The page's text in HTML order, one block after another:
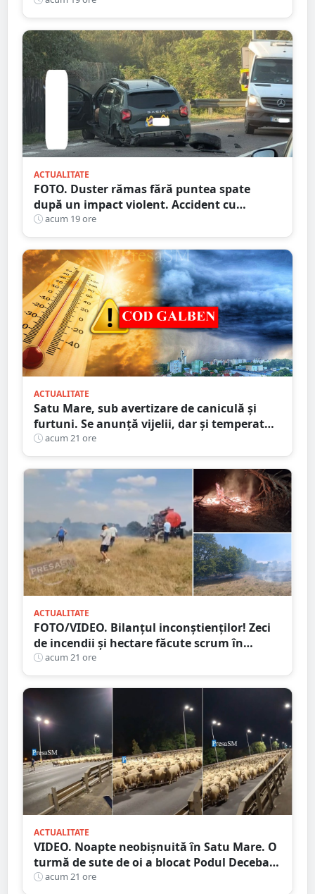
ACTUALITATE
FOTO. Duster rămas fără puntea spate
după un impact violent. Accident cu
implicarea unei mașini din Satu Mare
acum 19 ore
ACTUALITATE
Satu Mare, sub avertizare de caniculă și
furtuni. Se anunță vijelii, dar și temperaturi
ridicate. Avertizarea ANM
acum 21 ore
ACTUALITATE
FOTO/VIDEO. Bilanțul inconștienților! Zeci
de incendii și hectare făcute scrum în
județul Satu Mare
acum 21 ore
ACTUALITATE
VIDEO. Noapte neobișnuită în Satu Mare. O
turmă de sute de oi a blocat Podul Decebal.
Gest de apreciat al ciobanului
acum 21 ore